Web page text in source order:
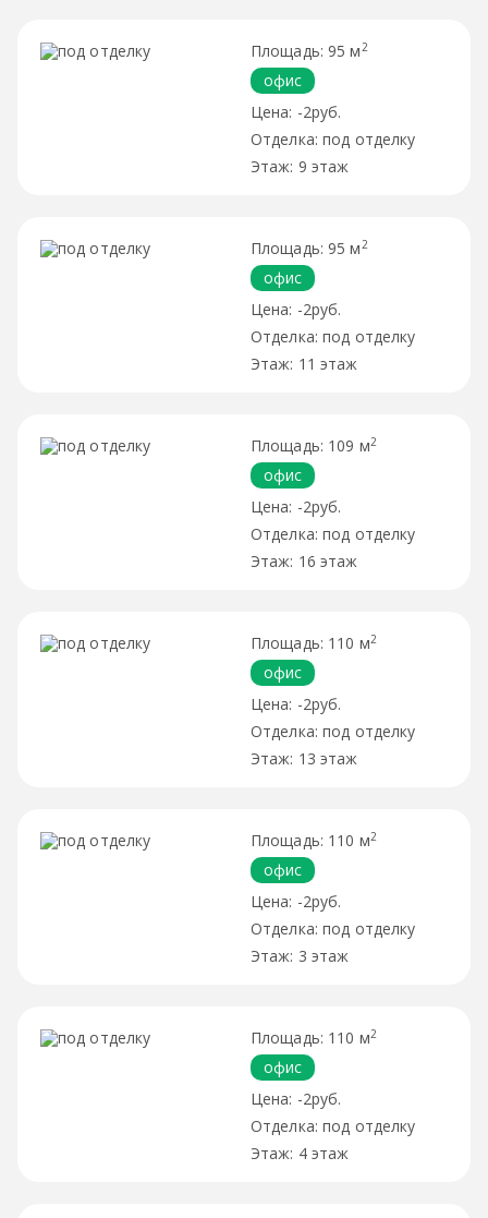
95 м 2
офис
-2руб.
под отделку
9 этаж
95 м 2
офис
-2руб.
под отделку
11 этаж
109 м2
офис
-2руб.
под отделку
16 этаж
110 м2
офис
-2руб.
под отделку
13 этаж
110 м2
офис
-2руб.
под отделку
3 этаж
110 м2
офис
-2руб.
под отделку
4 этаж